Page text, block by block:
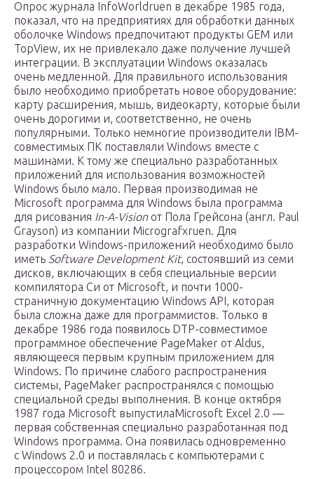
Опрос журнала InfoWorldruen в декабре 1985 года,
показал, что на предприятиях для обработки данных
оболочке Windows предпочитают продукты GEM или
TopView, их не привлекало даже получение лучшей
интеграции. В эксплуатации Windows оказалась
очень медленной. Для правильного использования
было необходимо приобретать новое оборудование:
карту расширения, мышь, видеокарту, которые были
очень дорогими и, соответственно, не очень
популярными. Только немногие производители IBM-
совместимых ПК поставляли Windows вместе с
машинами. К тому же специально разработанных
приложений для использования возможностей
Windows было мало. Первая производимая не
Microsoft программа для Windows была программа
для рисования In-A-Visionот Пола Грейсона (англ. Paul
Grayson) из компании Micrografxruen. Для
разработки Windows-приложений необходимо было
иметь Software Development Kit, состоявший из семи
дисков, включающих в себя специальные версии
компилятора Си от Microsoft, и почти 1000-
страничную документацию Windows API, которая
была сложна даже для программистов. Только в
декабре 1986 года появилось DTP-совместимое
программное обеспечение PageMaker от Aldus,
являющееся первым крупным приложением для
Windows. По причине слабого распространения
системы, PageMaker распространялся с помощью
специальной среды выполнения. В конце октября
1987 года Microsoft выпустилаMicrosoft Excel 2.0 —
первая собственная специально разработанная под
Windows программа. Она появилась одновременно
с Windows 2.0 и поставлялась с компьютерами с
процессором Intel 80286.